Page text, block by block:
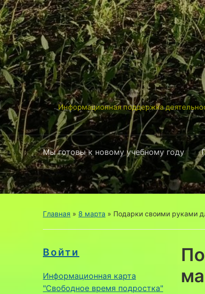
Информационная поддержка
Мы готовы к новому учебному году
Главная » 8 марта » Подарки своими руками
Войти
Информационная карта
"Свободное время подростка"